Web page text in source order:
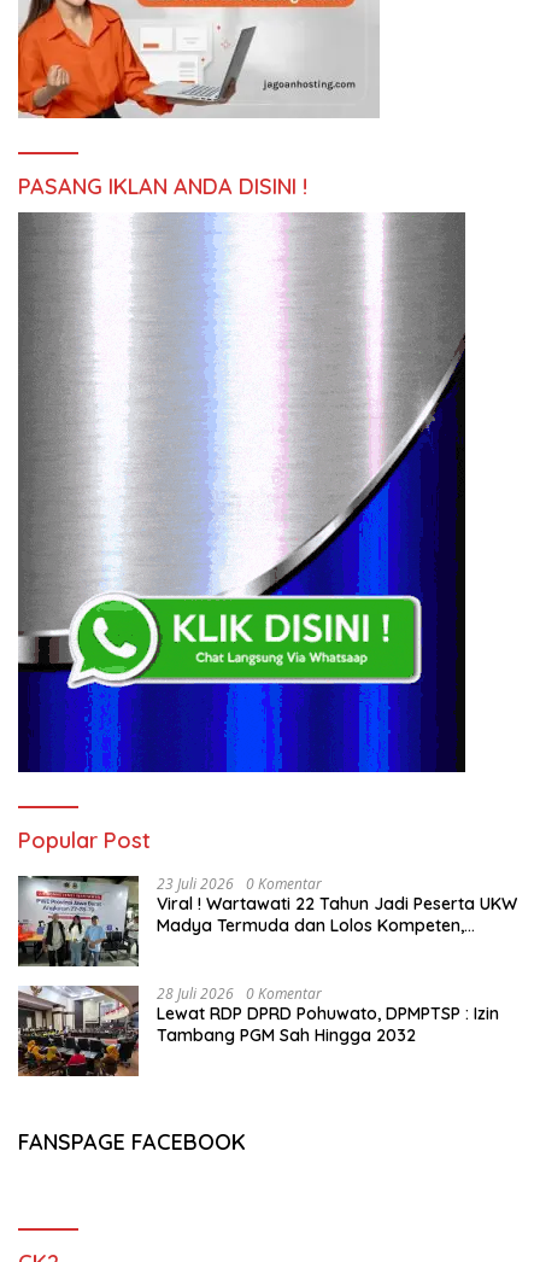
PASANG IKLAN ANDA DISINI !
Popular Post
23 Juli 2026 0 Komentar
Viral ! Wartawati 22 Tahun Jadi Peserta UKW
Madya Termuda dan Lolos Kompeten,
28 Juli 2026 0 Komentar
Lewat RDP DPRD Pohuwato, DPMPTSP : Izin
Tambang PGM Sah Hingga 2032
FANSPAGE FACEBOOK